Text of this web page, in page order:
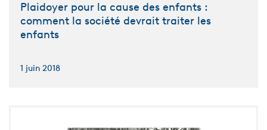
Plaidoyer pour la cause des enfants :
comment la société devrait traiter les
enfants
1 juin 2018